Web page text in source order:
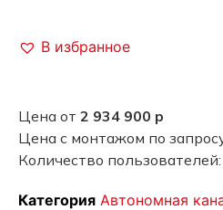
В избранное
Цена от 2 934 900 р
Цена с монтажом по
Количество пользователей:
Категория Автономная